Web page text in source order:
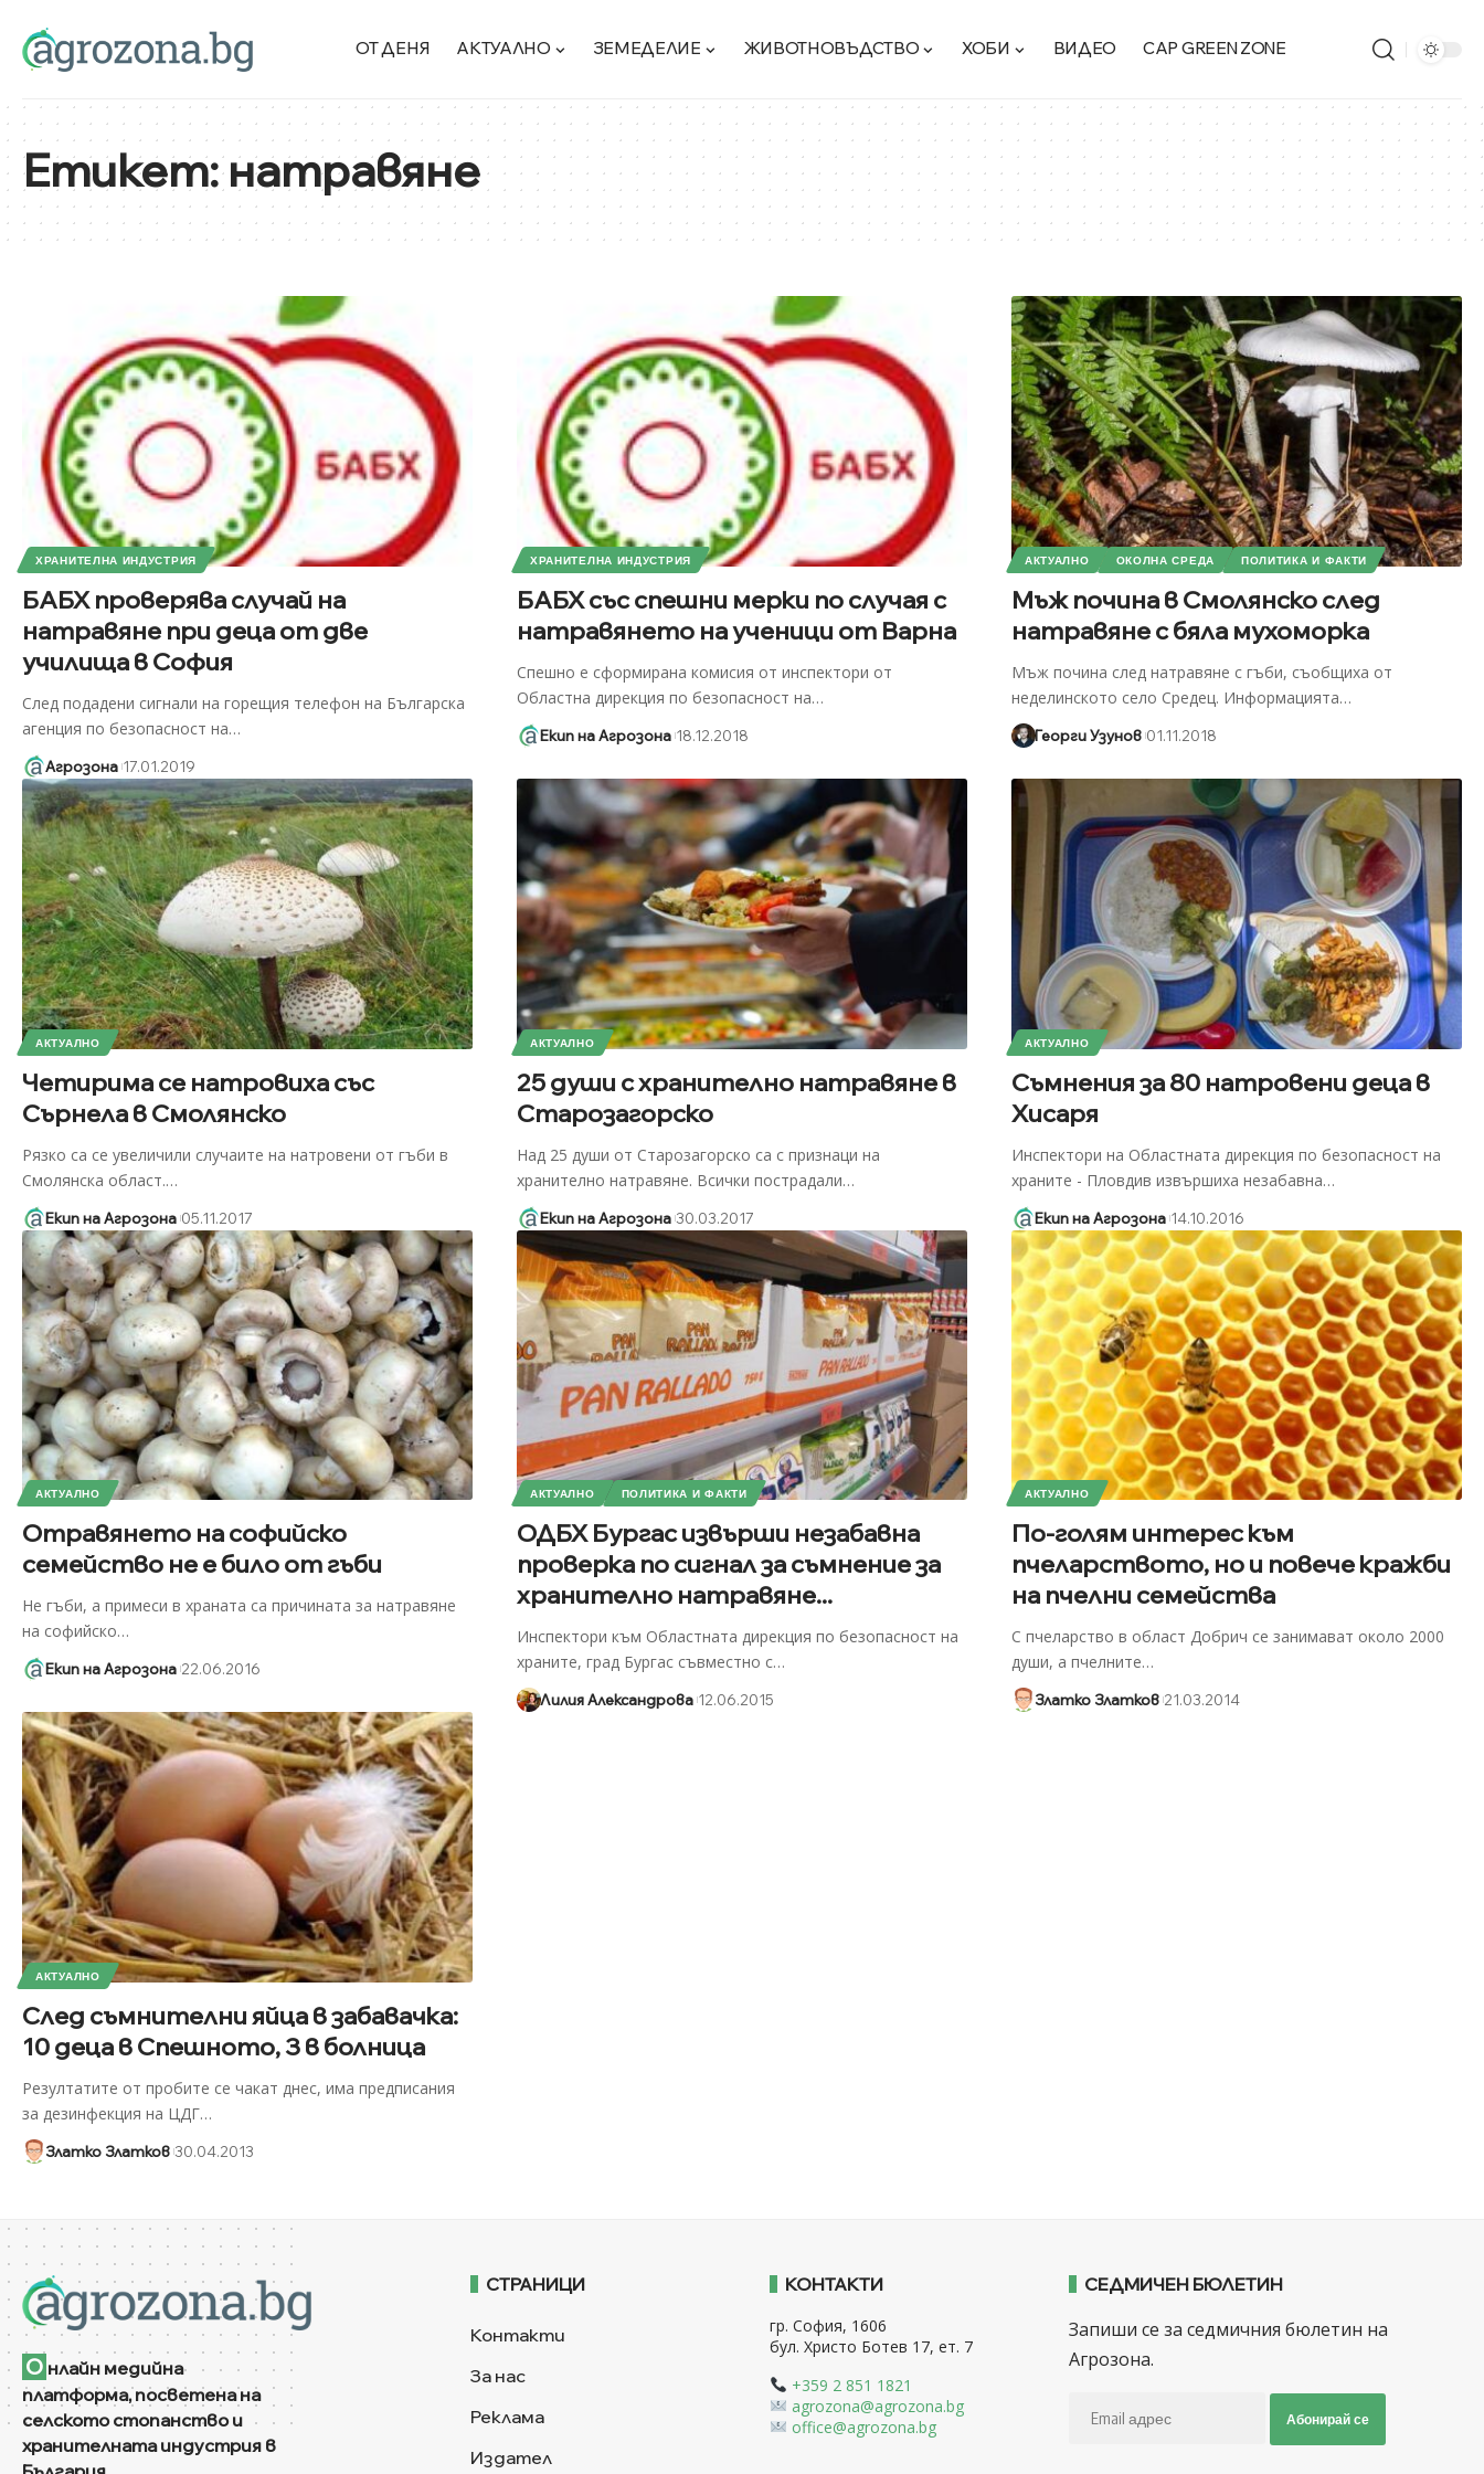
ОТ ДЕНЯ АКТУАЛНО ЗЕМЕДЕЛИЕ ЖИВОТНОВЪДСТВО ХОБИ ВИДЕО CAP GREEN ZONE
Етикет:натравяне
ХРАНИТЕЛНА ИНДУСТРИЯ
БАБХ проверява случай на
натравяне при деца от две
училища в София
След подадени сигнали на горещия телефон на Българска
агенция по безопасност на…
Агрозона 17.01.2019
ХРАНИТЕЛНА ИНДУСТРИЯ
БАБХ със спешни мерки по случая с
натравянето на ученици от Варна
Спешно е сформирана комисия от инспектори от
Областна дирекция по безопасност на…
Екип на Агрозона 18.12.2018
АКТУАЛНО ОКОЛНА СРЕДА ПОЛИТИКА И ФАКТИ
Мъж почина в Смолянско след
натравяне с бяла мухоморка
Мъж почина след натравяне с гъби, съобщиха от
неделинското село Средец. Информацията…
Георги Узунов 01.11.2018
АКТУАЛНО
Четирима се натровиха със
Сърнела в Смолянско
Рязко са се увеличили случаите на натровени от гъби в
Смолянска област.…
Екип на Агрозона 05.11.2017
АКТУАЛНО
25 души с хранително натравяне в
Старозагорско
Над 25 души от Старозагорско са с признаци на
хранително натравяне. Всички пострадали…
Екип на Агрозона 30.03.2017
АКТУАЛНО
Съмнения за 80 натровени деца в
Хисаря
Инспектори на Областната дирекция по безопасност на
храните - Пловдив извършиха незабавна…
Екип на Агрозона 14.10.2016
АКТУАЛНО
Отравянето на софийско
семейство не е било от гъби
Не гъби, а примеси в храната са причината за натравяне
на софийско…
Екип на Агрозона 22.06.2016
АКТУАЛНО ПОЛИТИКА И ФАКТИ
ОДБХ Бургас извърши незабавна
проверка по сигнал за съмнение за
хранително натравяне...
Инспектори към Областната дирекция по безопасност на
храните, град Бургас съвместно с…
Лилия Александрова 12.06.2015
АКТУАЛНО
По-голям интерес към
пчеларството, но и повече кражби
на пчелни семейства
С пчеларство в област Добрич се занимават около 2000
души, а пчелните…
Златко Златков 21.03.2014
АКТУАЛНО
След съмнителни яйца в забавачка:
10 деца в Спешното, 3 в болница
Резултатите от пробите се чакат днес, има предписания
за дезинфекция на ЦДГ…
Златко Златков 30.04.2013
О нлайн медийна
платформа, посветена на
селското стопанство и
хранителната индустрия в
СТРАНИЦИ
Контакти
За нас
Реклама
Издател
КОНТАКТИ
гр. София, 1606
бул. Христо Ботев 17, ет. 7
+359 2 851 1821
agrozona@agrozona.bg
office@agrozona.bg
СЕДМИЧЕН БЮЛЕТИН
Запиши се за седмичния бюлетин на
Агрозона.
Абонирай се